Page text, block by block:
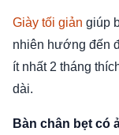
Giày tối giản giúp
nhiên hướng đến
ít nhất 2 tháng
dài.
Bàn chân bẹt có